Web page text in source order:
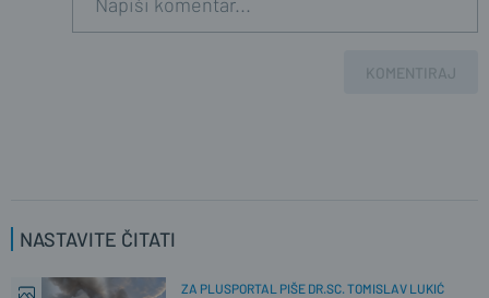
KOMENTIRAJ
NASTAVITE ČITATI
ZA PLUSPORTAL PIŠE DR.SC. TOMISLAV LUKIĆ